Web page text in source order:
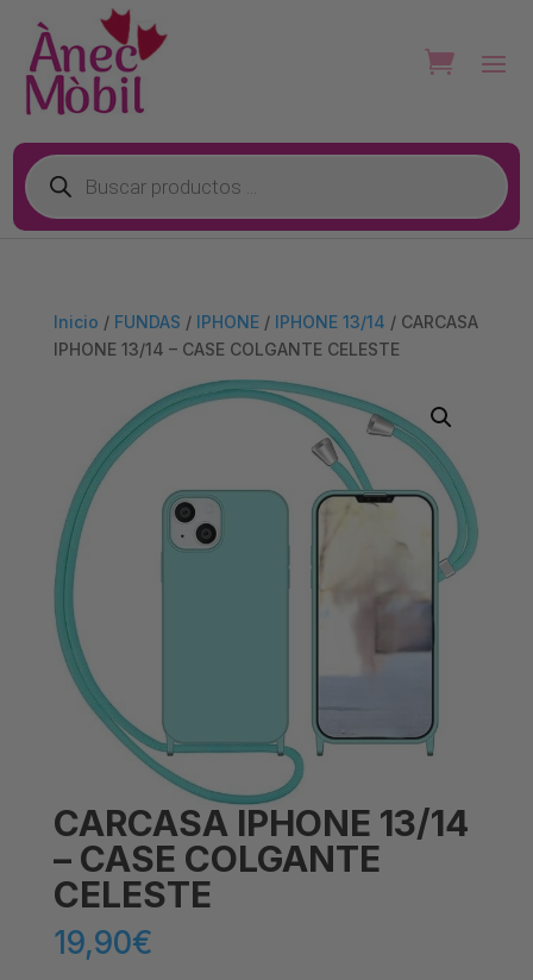
Búsqueda
de
productos
Inicio / FUNDAS / IPHONE/ IPHONE 13/14 / CARCASA
IPHONE 13/14 – CASE COLGANTE CELESTE
CARCASA IPHONE 13/14
– CASE COLGANTE
CELESTE
19,90€